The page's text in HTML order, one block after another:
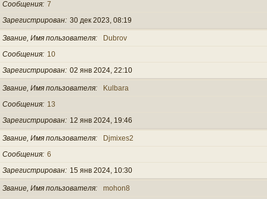
Сообщения 7
Зарегистрирован 30 дек 2023, 08:19
Звание, Имя пользователя
Dubrov
Сообщения
10
Зарегистрирован 02 янв 2024, 22:10
Звание, Имя пользователя
Kulbara
Сообщения
13
Зарегистрирован
12 янв 2024, 19:46
Звание, Имя пользователя
Djmixes2
Сообщения 6
Зарегистрирован
15 янв 2024, 10:30
Звание, Имя пользователя
mohon8